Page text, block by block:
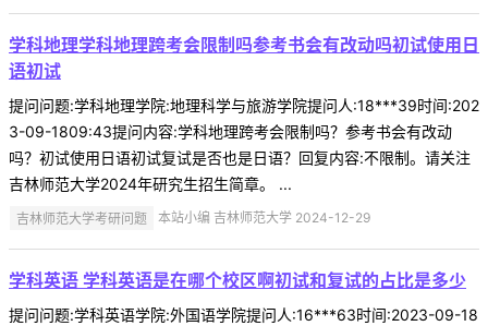
学科地理学科地理跨考会限制吗参考书会有改动吗初试使用日
语初试
提问问题:学科地理学院:地理科学与旅游学院提问人:18***39时间:202
3-09-1809:43提问内容:学科地理跨考会限制吗？参考书会有改动
吗？初试使用日语初试复试是否也是日语？回复内容:不限制。请关注
吉林师范大学2024年研究生招生简章。 ...
吉林师范大学考研问题 本站小编 吉林师范大学 2024-12-29
学科英语 学科英语是在哪个校区啊初试和复试的占比是多少
提问问题:学科英语学院:外国语学院提问人:16***63时间:2023-09-18